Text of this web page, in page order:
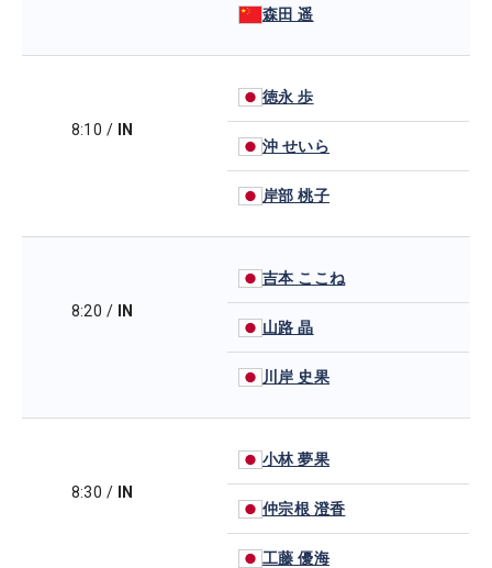
森田 遥
8:10 / IN
徳永 歩
沖 せいら
岸部 桃子
8:20 / IN
吉本 ここね
山路 晶
川岸 史果
8:30 / IN
小林 夢果
仲宗根 澄香
工藤 優海